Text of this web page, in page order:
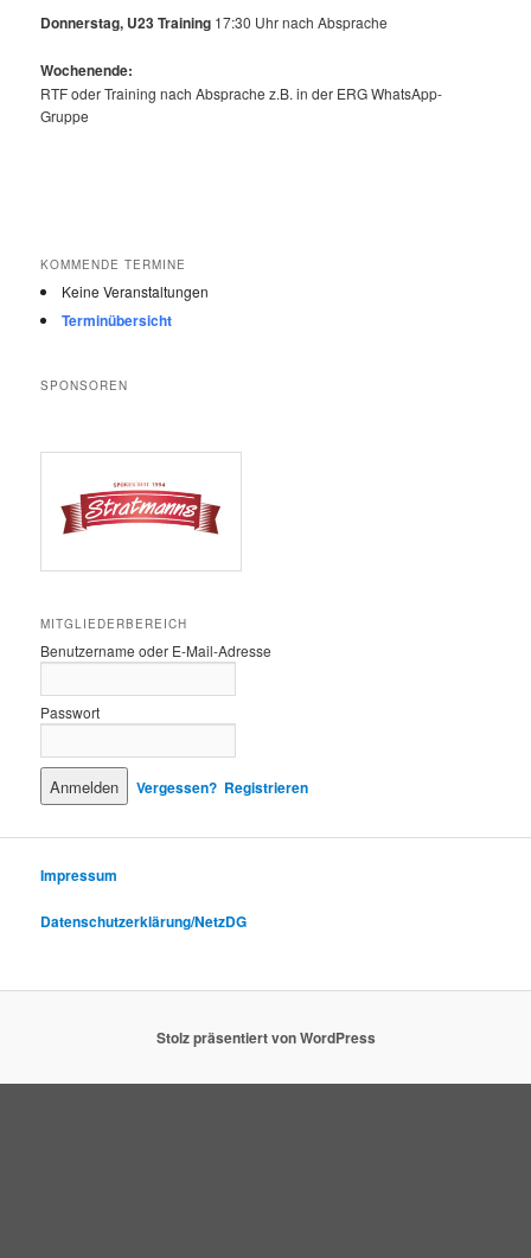
Donnerstag, U23 Training 17:30 Uhr nach Absprache
Wochenende:
RTF oder Training nach Absprache z.B. in der ERG WhatsApp-
Gruppe
KOMMENDE TERMINE
Keine Veranstaltungen
Terminübersicht
SPONSOREN
MITGLIEDERBEREICH
Benutzername oder E-Mail-Adresse
Passwort
Vergessen? Registrieren
Impressum
Datenschutzerklärung/NetzDG
Stolz präsentiert von WordPress